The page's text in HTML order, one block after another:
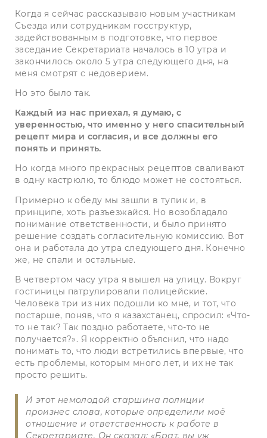
Когда я сейчас рассказываю новым участникам
Съезда или сотрудникам госструктур,
задействованным в подготовке, что первое
заседание Секретариата началось в 10 утра и
закончилось около 5 утра следующего дня, на
меня смотрят с недоверием.
Но это было так.
Каждый из нас приехал, я думаю, с
уверенностью, что именно у него спасительный
рецепт мира и согласия, и все должны его
понять и принять.
Но когда много прекрасных рецептов сваливают
в одну кастрюлю, то блюдо может не состояться.
Примерно к обеду мы зашли в тупик и, в
принципе, хоть разъезжайся. Но возобладало
понимание ответственности, и было принято
решение создать согласительную комиссию. Вот
она и работала до утра следующего дня. Конечно
же, не спали и остальные.
В четвертом часу утра я вышел на улицу. Вокруг
гостиницы патрулировали полицейские.
Человека три из них подошли ко мне, и тот, что
постарше, поняв, что я казахстанец, спросил: «Что-
то не так? Так поздно работаете, что-то не
получается?». Я корректно объяснил, что надо
понимать то, что люди встретились впервые, что
есть проблемы, которым много лет, и их не так
просто решить.
И этот немолодой старшина полиции
произнес слова, которые определили моё
отношение и ответственность к работе в
Секретариате. Он сказал: «Брат, вы уж